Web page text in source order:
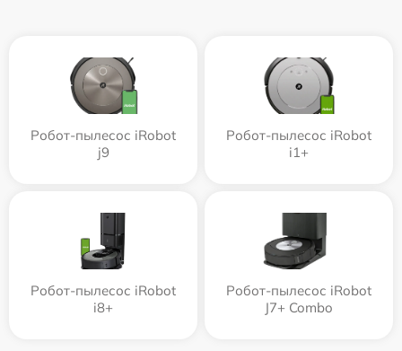
Робот-пылесос iRobot
j9
Робот-пылесос iRobot
i1+
Робот-пылесос iRobot
i8+
Робот-пылесос iRobot
J7+ Combo